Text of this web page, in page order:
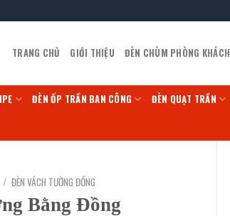
TRANG CHỦ GIỚI THIỆU ĐÈN CHÙM PHÒNG KHÁCH
ĐÈN ỐP TRẦN BAN CÔNG ĐÈN QUẠT TRẦN
/ ĐÈN VÁCH TƯỜNG ĐỒNG
Bằng Đồng